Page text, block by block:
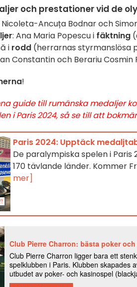
och prestationer vid de
Nicoleta-Ancuța Bodnar och
: Ana Maria Popescu i fäktning
i rodd (herrarnas styrmanslösa
Constantin och Berariu Cosmin
!
guide till rumänska medaljer
i Paris 2024, så se till att
Paris 2024: Upptäck
De paralympiska spelen i
170 tävlande länder. Kommer
mer]